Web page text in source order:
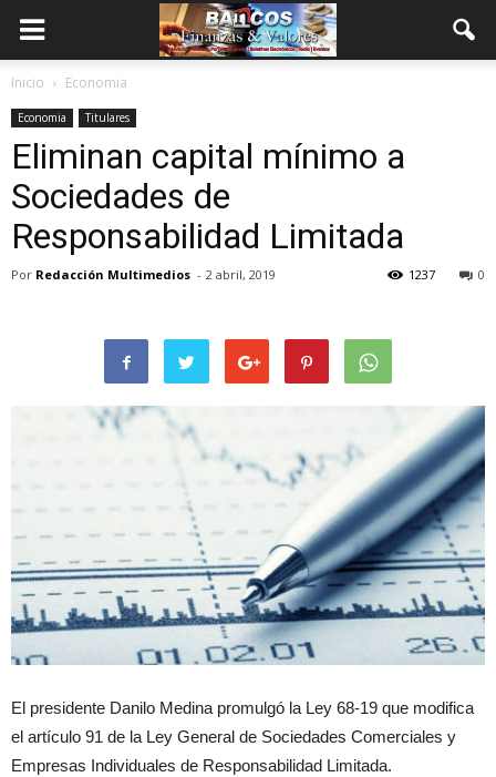
Inicio Economia
Economia Titulares
Eliminan capital mínimo a
Sociedades de
Responsabilidad Limitada
Por Redacción Multimedios - 2 abril, 2019 0
1237
El presidente Danilo Medina promulgó la Ley 68-19 que modifica
el artículo 91 de la Ley General de Sociedades Comerciales y
Empresas Individuales de Responsabilidad Limitada.